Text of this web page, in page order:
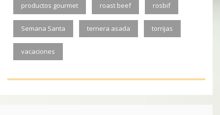
productos gourmet roast beef rosbif
Semana Santa ternera asada torrijas
vacaciones